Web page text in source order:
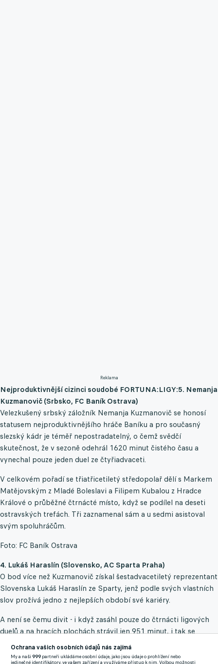
Reklama
Nejproduktivnější cizinci soudobé FORTUNA:LIGY:5. Nemanja
Kuzmanovič (Srbsko, FC Baník Ostrava)
Velezkušený srbský záložník Nemanja Kuzmanovič se honosí
statusem nejproduktivnějšího hráče Baníku a pro současný
slezský kádr je téměř nepostradatelný, o čemž svědčí
skutečnost, že v sezoně odehrál 1620 minut čistého času a
vynechal pouze jeden duel ze čtyřiadvaceti.
V celkovém pořadí se třiatřicetiletý středopolař dělí s Markem
Matějovským z Mladé Boleslavi a Filipem Kubalou z Hradce
Králové o průběžné čtrnácté místo, když se podílel na deseti
ostravských trefách. Tři zaznamenal sám a u sedmi asistoval
svým spoluhráčům.
Foto: FC Baník Ostrava
4. Lukáš Haraslín (Slovensko, AC Sparta Praha)
O bod více než Kuzmanovič získal šestadvacetiletý reprezentant
Slovenska Lukáš Haraslín ze Sparty, jenž podle svých vlastních
slov prožívá jedno z nejlepších období své kariéry.
A není se čemu divit - i když zasáhl pouze do čtrnácti ligových
duelů a na hracích plochách strávil jen 951 minut, i tak se
dokázal podílet na jedenácti letenských brankách, díky čemuž
drží krok s útočníky Tomášem Čvančarou i Janem Kuchtou.
Ochrana vašich osobních údajů nás zajímá
My a naši999 partneři ukládáme osobní údaje, jako jsou údaje o prohlížení nebo
jedinečné identifikátory, ve vašem zařízení a využíváme přístup k nim. Volbou možnosti